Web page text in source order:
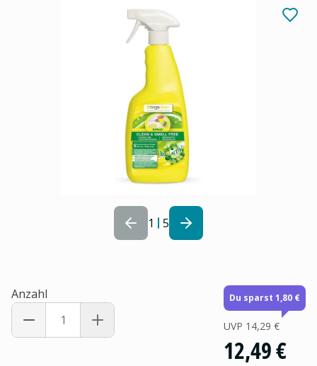
1 5
Anzahl Du sparst 1,80 €
UVP 14,29 €
12,49 €